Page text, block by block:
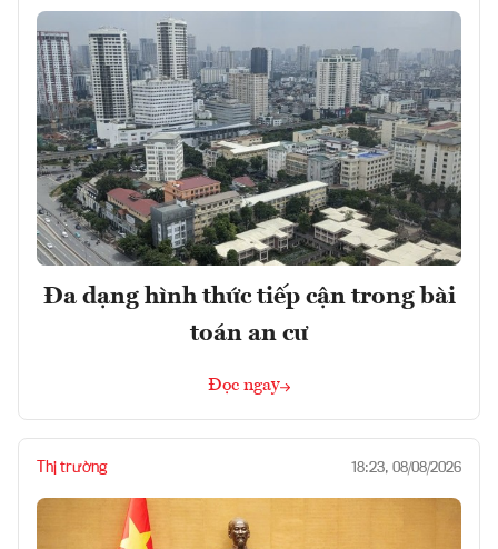
Đa dạng hình thức tiếp cận trong bài
toán an cư
Đọc ngay
Thị trường 18:23, 08/08/2026